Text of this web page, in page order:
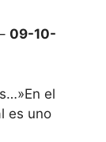
09-10-
el
es uno